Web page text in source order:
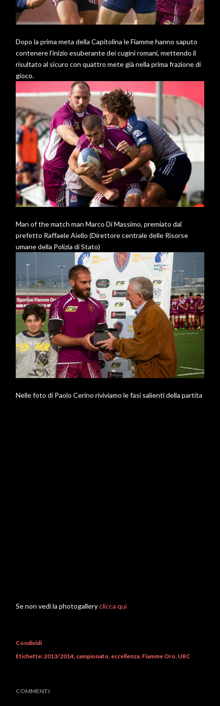
Dopo la prima meta della Capitolina le Fiamme hanno saputo
contenere l’inizio esuberante dei cugini romani, mettendo il
risultato al sicuro con quattro mete già nella prima frazione di
gioco.
Man of the match man Marco Di Massimo, premiato dal
prefetto Raffaele Aiello (Direttore centrale delle Risorse
umane della Polizia di Stato)
Nelle foto di Paolo Cerino riviviamo le fasi salienti della partita
Se non vedi la photogalleryclicca qui
Condividi
Etichette: 2013/2014 campionato eccellenza Fiamme Oro URC
COMMENTI